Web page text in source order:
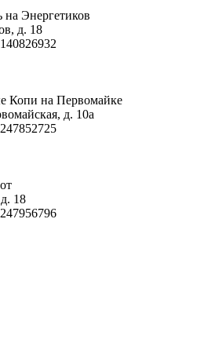
Энергетиков
д. 18
Копи на Первомайке
д. 10а
18